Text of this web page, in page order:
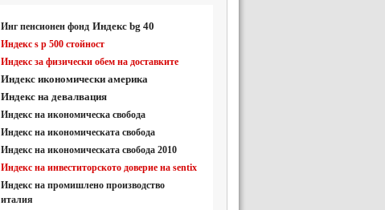
Инг пенсионен фонд Индекс bg 40
Индекс s p 500 стойност
Индекс за физически обем на доставките
Индекс икономически америка
Индекс на девалвация
Индекс на икономическа свобода
Индекс на икономическата свобода
Индекс на икономическата свобода 2010
Индекс на инвеститорското доверие на sentix
Индекс на промишлено производство
италия